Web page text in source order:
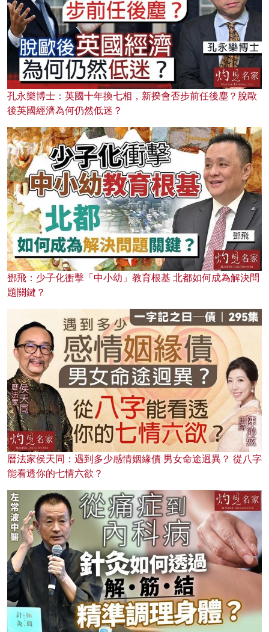
孔永樂博士：英國十年換七相，新揆會否步前任後塵？脫歐
後英國經濟為何仍然低迷？
鄧飛：少子化衝擊「中小幼」教育根基 北都如何成為解決問
題關鍵？
曆法家侯天同：遇到多少感情姻緣債 男女命途迥異？ 從八字
能看透你的七情六欲？